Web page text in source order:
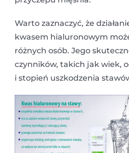
Warto zaznaczyć, że
kwasem hialuronowym
różnych osób. Jego
czynników, takich jak wiek,
i stopień uszkodzenia